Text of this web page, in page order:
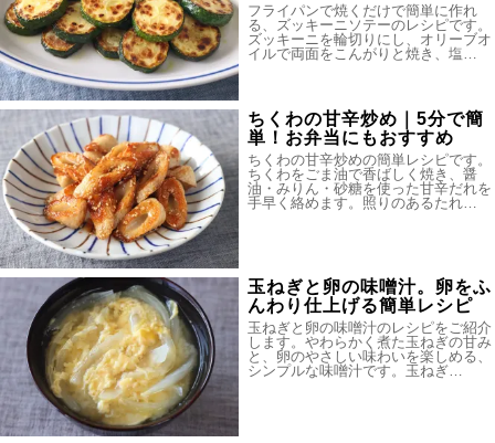
フライパンで焼くだけで簡単に作れ
る、ズッキーニソテーのレシピです。
ズッキーニを輪切りにし、オリーブオ
イルで両面をこんがりと焼き、塩…
ちくわの甘辛炒め｜5分で簡
単！お弁当にもおすすめ
ちくわの甘辛炒めの簡単レシピです。
ちくわをごま油で香ばしく焼き、醤
油・みりん・砂糖を使った甘辛だれを
手早く絡めます。照りのあるたれ…
玉ねぎと卵の味噌汁。卵をふ
んわり仕上げる簡単レシピ
玉ねぎと卵の味噌汁のレシピをご紹介
します。やわらかく煮た玉ねぎの甘み
と、卵のやさしい味わいを楽しめる、
シンプルな味噌汁です。玉ねぎ…